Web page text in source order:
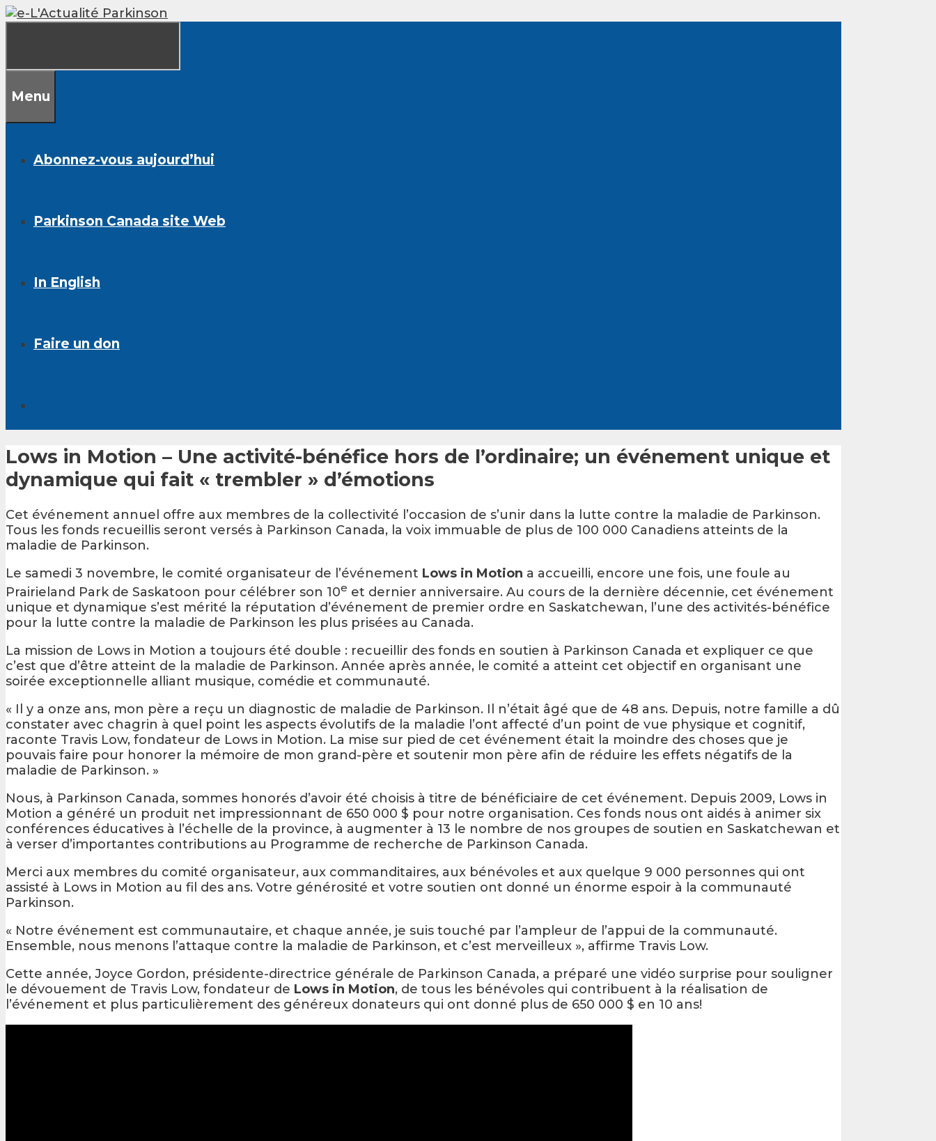
Skip
to
Menu
Abonnez-vous aujourd’hui
Parkinson Canada site Web
In English
Faire un don
Lows in Motion – Une activité-bénéfice hors de l’ordinaire; un événement unique et
dynamique qui fait « trembler » d’émotions
Cet événement annuel offre aux membres de la collectivité l’occasion de s’unir dans la lutte contre la maladie de Parkinson.
Tous les fonds recueillis seront versés à Parkinson Canada, la voix immuable de plus de 100 000 Canadiens atteints de la
maladie de Parkinson.
Le samedi 3 novembre, le comité organisateur de l’événement Lows in Motion a accueilli, encore une fois, une foule au
Prairieland Park de Saskatoon pour célébrer son 10e et dernier anniversaire. Au cours de la dernière décennie, cet événement
unique et dynamique s’est mérité la réputation d’événement de premier ordre en Saskatchewan, l’une des activités-bénéfice
pour la lutte contre la maladie de Parkinson les plus prisées au Canada.
La mission de Lows in Motion a toujours été double : recueillir des fonds en soutien à Parkinson Canada et expliquer ce que
c’est que d’être atteint de la maladie de Parkinson. Année après année, le comité a atteint cet objectif en organisant une
soirée exceptionnelle alliant musique, comédie et communauté.
« Il y a onze ans, mon père a reçu un diagnostic de maladie de Parkinson. Il n’était âgé que de 48 ans. Depuis, notre famille a dû
constater avec chagrin à quel point les aspects évolutifs de la maladie l’ont affecté d’un point de vue physique et cognitif,
raconte Travis Low, fondateur de Lows in Motion. La mise sur pied de cet événement était la moindre des choses que je
pouvais faire pour honorer la mémoire de mon grand-père et soutenir mon père afin de réduire les effets négatifs de la
maladie de Parkinson. »
Nous, à Parkinson Canada, sommes honorés d’avoir été choisis à titre de bénéficiaire de cet événement. Depuis 2009, Lows in
Motion a généré un produit net impressionnant de 650 000 $ pour notre organisation. Ces fonds nous ont aidés à animer six
conférences éducatives à l’échelle de la province, à augmenter à 13 le nombre de nos groupes de soutien en Saskatchewan et
à verser d’importantes contributions au Programme de recherche de Parkinson Canada.
Merci aux membres du comité organisateur, aux commanditaires, aux bénévoles et aux quelque 9 000 personnes qui ont
assisté à Lows in Motion au fil des ans. Votre générosité et votre soutien ont donné un énorme espoir à la communauté
Parkinson.
« Notre événement est communautaire, et chaque année, je suis touché par l’ampleur de l’appui de la communauté.
Ensemble, nous menons l’attaque contre la maladie de Parkinson, et c’est merveilleux », affirme Travis Low.
Cette année, Joyce Gordon, présidente-directrice générale de Parkinson Canada, a préparé une vidéo surprise pour souligner
le dévouement de Travis Low, fondateur de Lows in Motion, de tous les bénévoles qui contribuent à la réalisation de
l’événement et plus particulièrement des généreux donateurs qui ont donné plus de 650 000 $ en 10 ans!